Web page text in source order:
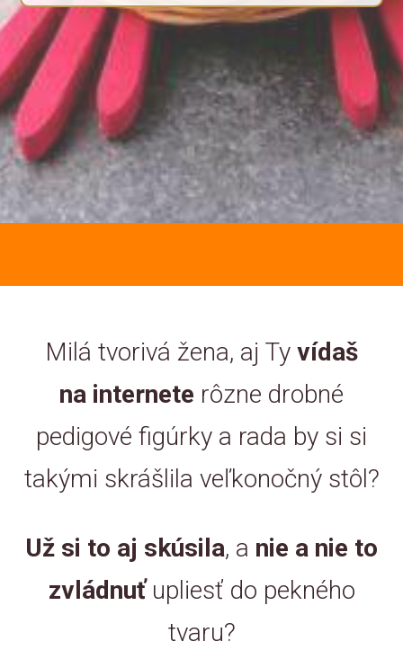
Milá tvorivá žena, aj Ty vídaš
na internete rôzne drobné
pedigové figúrky a rada by si si
takými skrášlila veľkonočný stôl?
Už si to aj skúsila, a nie a nie to
zvládnuťupliesť do pekného
tvaru?